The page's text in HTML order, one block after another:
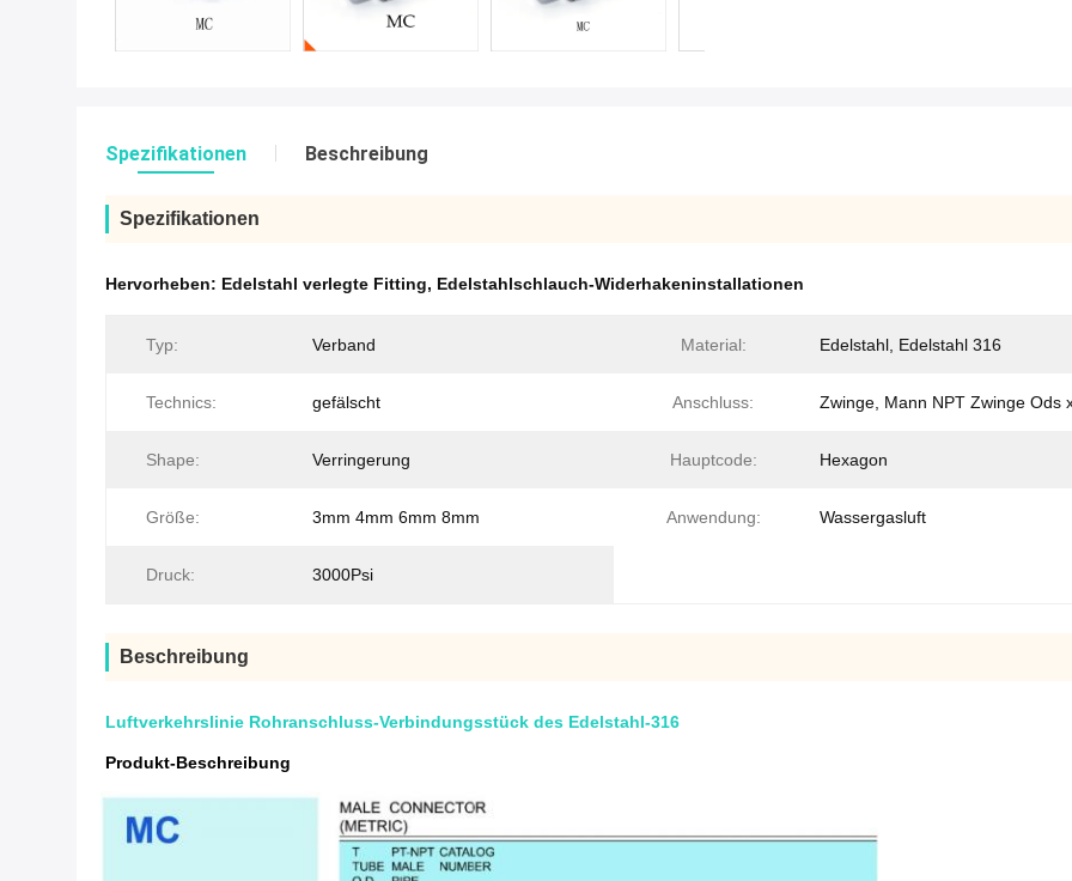
Spezifikationen Beschreibung
Spezifikationen
Hervorheben: Edelstahl verlegte Fitting, Edelstahlschlauch-Widerhakeninstallationen
Typ: Verband Material: Edelstahl, Edelstahl 316
Technics: gefälscht Anschluss: Zwinge, Mann NPT Zwinge Ods
Shape: Verringerung Hauptcode: Hexagon
Größe: 3mm 4mm 6mm 8mm Anwendung: Wassergasluft
Druck: 3000Psi
Beschreibung
Luftverkehrslinie Rohranschluss-Verbindungsstück des Edelstahl-316
Produkt-Beschreibung